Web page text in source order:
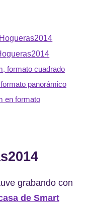
formato cuadrado
panorámico
en formato
grabando con
de Smart